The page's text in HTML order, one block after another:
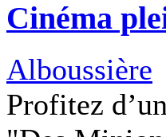
Cinéma
Alboussière
Profitez